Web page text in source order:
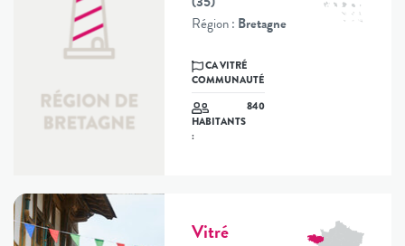
Région : Bretagne
CA VITRÉ
COMMUNAUTÉ
HABITANTS
:
840
Vitré